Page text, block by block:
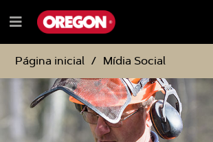
IGNORAR
SEGUIR
PARA
CONTEÚDO
IGNORAR
SEGUIR
PARA
MENU
DE
NAVEGAÇÃO
Menu
Página inicial
Mídia Social